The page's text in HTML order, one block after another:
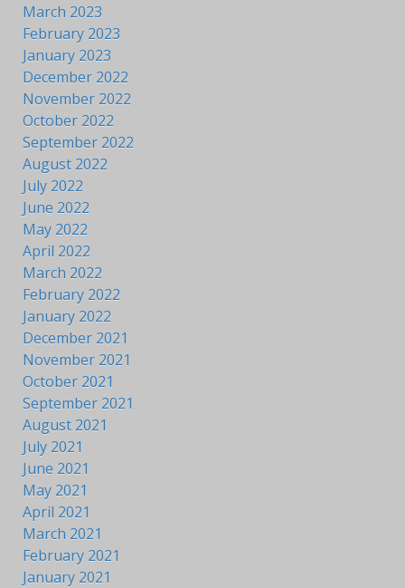
March 2023
February 2023
January 2023
December 2022
November 2022
October 2022
September 2022
August 2022
July 2022
June 2022
May 2022
April 2022
March 2022
February 2022
January 2022
December 2021
November 2021
October 2021
September 2021
August 2021
July 2021
June 2021
May 2021
April 2021
March 2021
February 2021
January 2021